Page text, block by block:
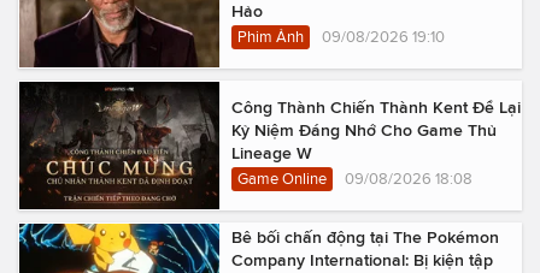
Hảo
Phim Ảnh 09/08/2026 19:10
Công Thành Chiến Thành Kent Để Lại
Kỷ Niệm Đáng Nhớ Cho Game Thủ
Lineage W
Game Online 09/08/2026 18:08
Bê bối chấn động tại The Pokémon
Company International: Bị kiện tập